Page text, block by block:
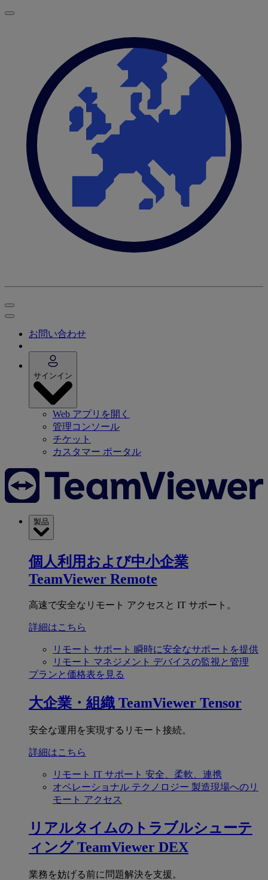
お問い合わせ
サインイン
Web アプリを開く
管理コンソール
チケット
カスタマー ポータル
製品
個人利用および中小企業
TeamViewer Remote
高速で安全なリモート アクセスと IT サポート。
詳細はこちら
リモート サポート 瞬時に安全なサポートを提供
リモート マネジメント デバイスの監視と管理
プランと価格表を見る
大企業・組織 TeamViewer Tensor
安全な運用を実現するリモート接続。
詳細はこちら
リモート IT サポート 安全、柔軟、連携
オペレーショナル テクノロジー 製造現場へのリ
モート アクセス
リアルタイムのトラブルシューテ
ィング TeamViewer DEX
業務を妨げる前に問題解決を支援。